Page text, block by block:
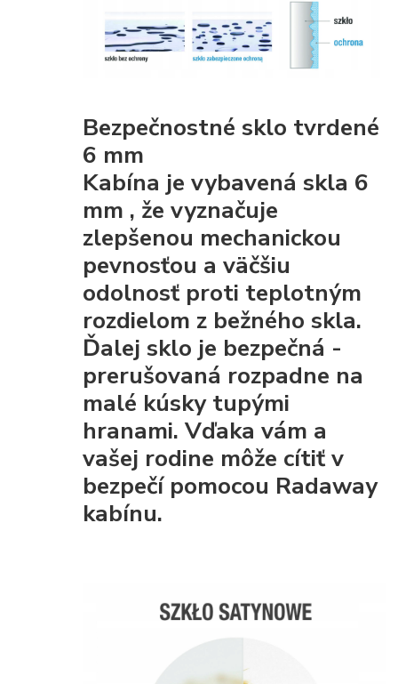
Bezpečnostné sklo tvrdené
6 mm
Kabína je vybavenáskla 6
mm , ževyznačuje
zlepšenou mechanickou
pevnosťou a väčšiu
odolnosť proti teplotným
rozdielom z bežného skla.
Ďalej sklo je bezpečná -
prerušovaná rozpadne na
malé kúsky tupými
hranami. Vďaka vám a
vašej rodine môže cítiť v
bezpečí pomocou Radaway
kabínu.